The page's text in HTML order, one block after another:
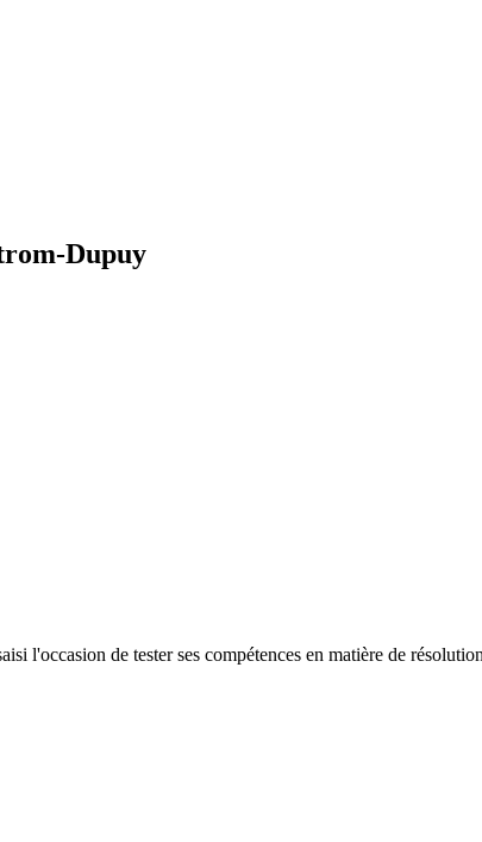
Dupuy
l'occasion de tester ses compétences en matière de